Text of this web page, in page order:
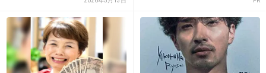
21. 匿名 2016/07/19(火) 13:06:25